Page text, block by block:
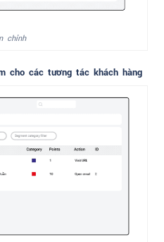
chỉnh
cho các tương tác khách hàng